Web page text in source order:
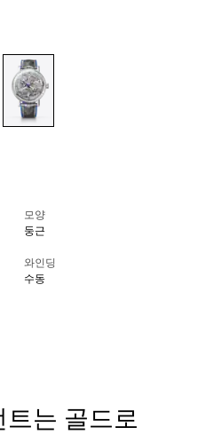
모양
둥근
와인딩
수동
는 골드로